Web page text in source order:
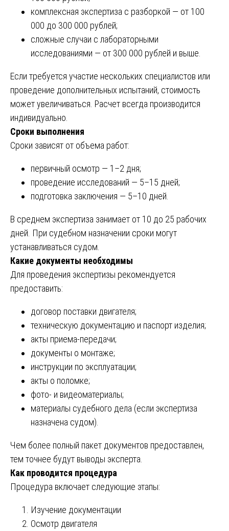
комплексная экспертиза с разборкой — от 100
000 до 300 000 рублей;
сложные случаи с лабораторными
исследованиями — от 300 000 рублей и выше.
Если требуется участие нескольких специалистов или
проведение дополнительных испытаний, стоимость
может увеличиваться. Расчет всегда производится
индивидуально.
Сроки выполнения
Сроки зависят от объема работ:
первичный осмотр — 1–2 дня;
проведение исследований — 5–15 дней;
подготовка заключения — 5–10 дней.
В среднем экспертиза занимает от 10 до 25 рабочих
дней. При судебном назначении сроки могут
устанавливаться судом.
Какие документы необходимы
Для проведения экспертизы рекомендуется
предоставить:
договор поставки двигателя;
техническую документацию и паспорт изделия;
акты приема-передачи;
документы о монтаже;
инструкции по эксплуатации;
акты о поломке;
фото- и видеоматериалы;
материалы судебного дела (если экспертиза
назначена судом).
Чем более полный пакет документов предоставлен,
тем точнее будут выводы эксперта.
Как проводится процедура
Процедура включает следующие этапы:
Изучение документации
Осмотр двигателя